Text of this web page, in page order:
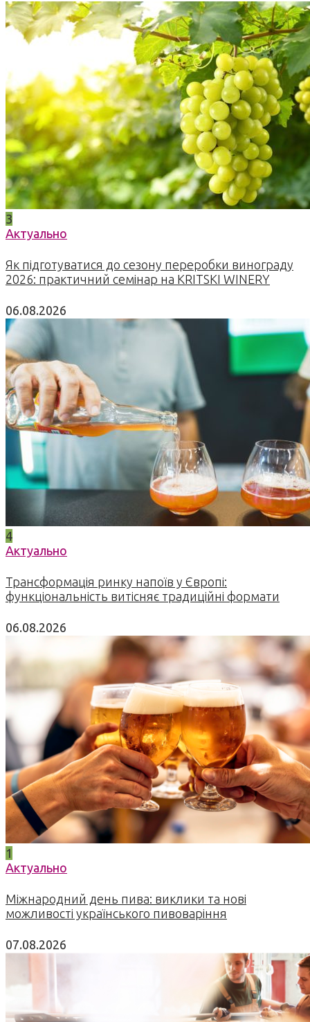
3
Актуально
Як підготуватися до сезону переробки винограду
2026: практичний семінар на KRITSKI WINERY
06.08.2026
4
Актуально
Трансформація ринку напоїв у Європі:
функціональність витісняє традиційні формати
06.08.2026
1
Актуально
Міжнародний день пива: виклики та нові
можливості українського пивоваріння
07.08.2026